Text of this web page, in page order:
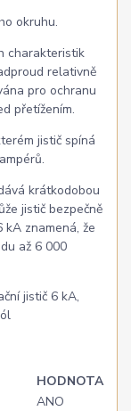
okruhu.
charakteristik
relativně
pro ochranu
přetížením.
jistič spíná
krátkodobou
jistič bezpečně
znamená, že
až 6 000
HODNOTA
ANO